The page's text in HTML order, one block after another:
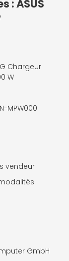
: ASUS
Chargeur
W
MPW000
vendeur
GmbH